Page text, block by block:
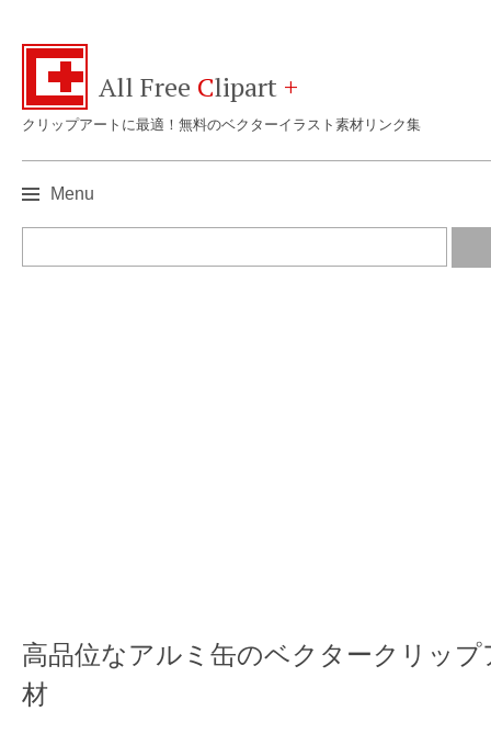
All Free Clipart +
クリップアートに最適！無料のベクターイラスト素材リンク集
Menu
高品位なアルミ缶のベクタークリップ
材